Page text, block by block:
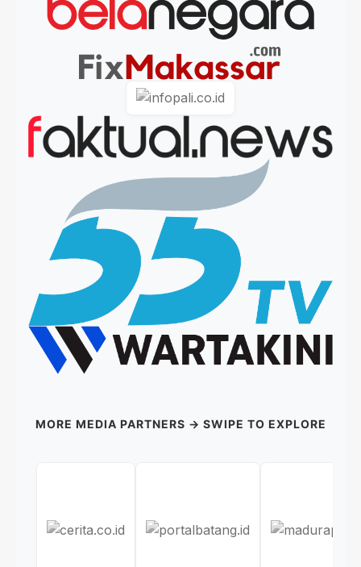
MORE MEDIA PARTNERS → SWIPE TO EXPLORE